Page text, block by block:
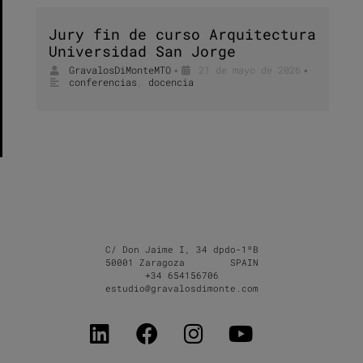
Jury fin de curso Arquitectura
Universidad San Jorge
GravalosDiMonteMTO • 21 de mayo de 2026 •
conferencias docencia
C/ Don Jaime I, 34 dpdo-1ºB
50001 Zaragoza SPAIN
+34 654156706
estudio@gravalosdimonte.com